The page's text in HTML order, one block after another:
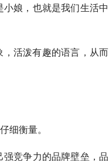
娘，也就是我们生活中
活泼有趣的语言，从而
细衡量。
竞争力的品牌壁垒，品